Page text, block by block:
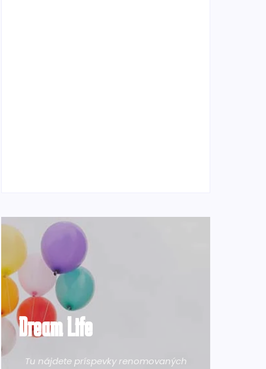
Dream Life
Tu nájdete príspevky renomovaných